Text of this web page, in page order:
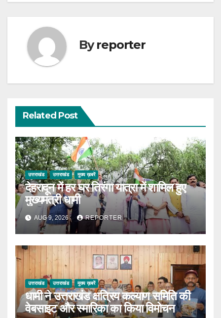
Byreporter
Related Post
उत्तराखंड उत्तराखंड मुख्य ख़बरें
देहरादून में हर घर तिरंगा यात्रा में शामिल हुए
मुख्यमंत्री धामी
AUG 9, 2026 REPORTER
उत्तराखंड उत्तराखंड मुख्य ख़बरें
धामी ने उत्तराखंड क्षत्रिय कल्याण समिति की
वेबसाइट और स्मारिका का किया विमोचन